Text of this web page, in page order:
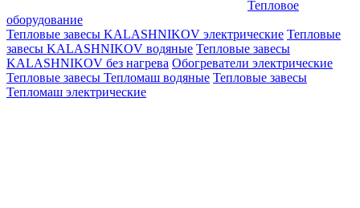
Тепловое
оборудование
Тепловые завесы KALASHNIKOV электрические Тепловые
завесы KALASHNIKOV водяные Тепловые завесы
KALASHNIKOV без нагрева Обогреватели электрические
Тепловые завесы Тепломаш водяные Тепловые завесы
Тепломаш электрические